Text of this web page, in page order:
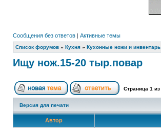
Сообщения без ответов | Активные темы
Список форумов » Кухня » Кухонные ножи и инвентарь
Ищу нож.15-20 тыр.повар
Страница 1 из
Версия для печати
Автор